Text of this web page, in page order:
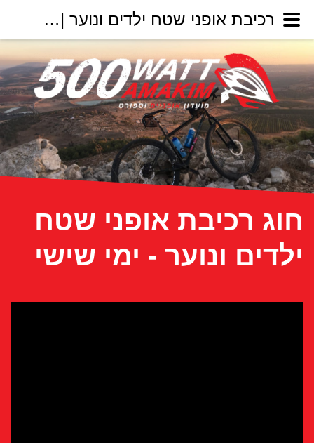
חוג רכיבת אופני שטח
ילדים ונוער - ימי שישי
רכיבת אופני שטח ילדים ונוער | 500 וואט עמקים